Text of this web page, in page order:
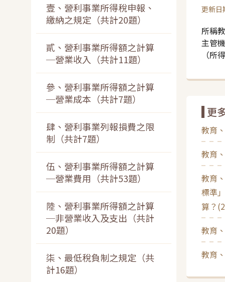
壹、營利事業所得稅申報、
繳納之規定（共計20題）
貳、營利事業所得額之計算
─營業收入（共計11題）
參、營利事業所得額之計算
─營業成本（共計7題）
肆、營利事業列報損費之限
制（共計7題）
伍、營利事業所得額之計算
─營業費用（共計53題）
陸、營利事業所得額之計算
─非營業收入及支出（共計
20題）
柒、最低稅負制之規定（共
計16題）
更新
所稱
主管
（所
更
教育
教育
教育
標準
算？
教育
教育